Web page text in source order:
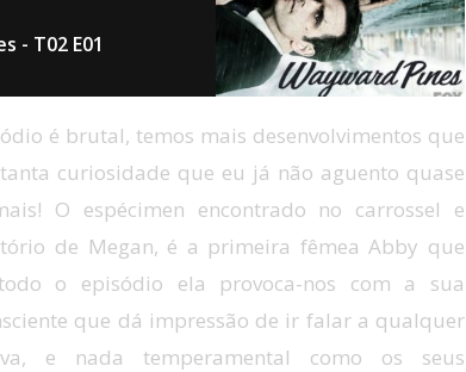
- T02 E01
é brutal, temos mais desenvolvimentos que
curiosidade que eu já não aguento quase
O espécimen encontrado no carrossel e
de Megan, é a primeira fêmea Abby que
o episódio ela provoca-nos com a sua
que dá impressão de ir falar a qualquer
e nada temperamental como os seus